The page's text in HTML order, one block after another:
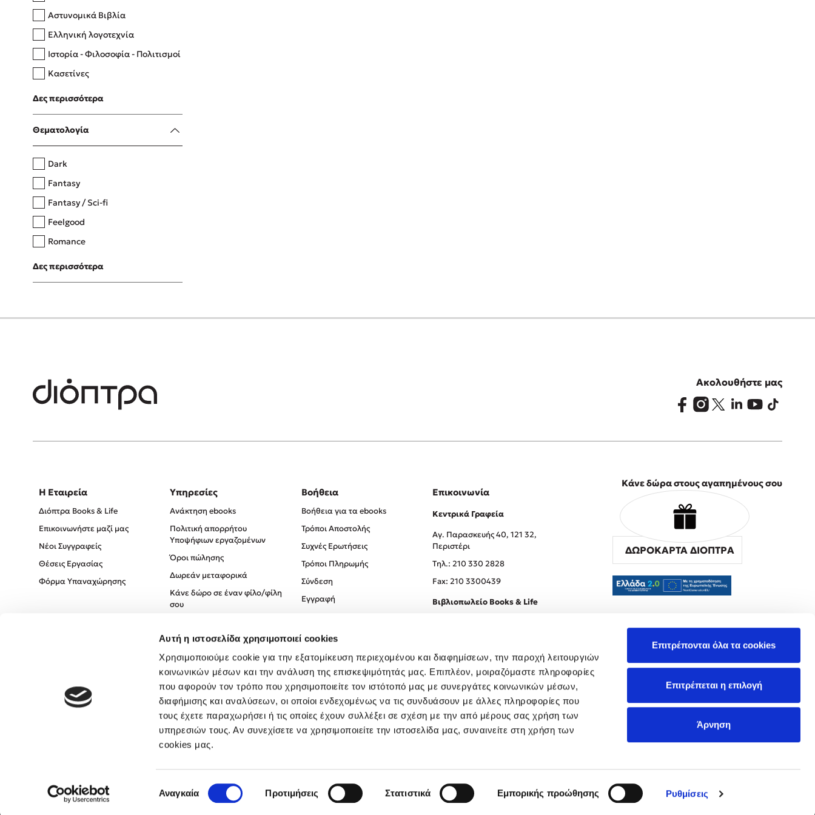
Αυτή η ιστοσελίδα χρησιμοποιεί cookies
Χρησιμοποιούμε cookie για την εξατομίκευση περιεχομένου και διαφημίσεων, την παροχή λειτουργιών
κοινωνικών μέσων και την ανάλυση της επισκεψιμότητάς μας. Επιπλέον, μοιραζόμαστε πληροφορίες
που αφορούν τον τρόπο που χρησιμοποιείτε τον ιστότοπό μας με συνεργάτες κοινωνικών μέσων,
διαφήμισης και αναλύσεων, οι οποίοι ενδεχομένως να τις συνδυάσουν με άλλες πληροφορίες που
τους έχετε παραχωρήσει ή τις οποίες έχουν συλλέξει σε σχέση με την από μέρους σας χρήση των
υπηρεσιών τους. Αν συνεχίσετε να χρησιμοποιείτε την ιστοσελίδα μας, συναινείτε στη χρήση των
cookies μας.
συγκατάθεσης
Αναγκαία Προτιμήσεις Στατιστικά Εμπορικής προώθησης Ρυθμίσεις
Επιτρέπονται όλα τα cookies
Επιτρέπεται η επιλογή
Άρνηση
Δανάη Δεληγεώργη
Πάνω, κάτω, μπροστά, πίσω
Η μέθοδος Αφήστε τους
Αστυνομικά Βιβλία
Ελληνική λογοτεχνία
Ιστορία - Φιλοσοφία - Πολιτισμοί
Κασετίνες
Λευκώματα - Έγχρωμοι οδηγοί
Μαγειρική
Δες περισσότερα
Θεματολογία
Dark
Fantasy
Fantasy / Sci-fi
Feelgood
Romance
Upmarket
Young Adult
Δες περισσότερα
Ακολουθήστε μας
Η Εταιρεία
Διόπτρα Books & Life
Επικοινωνήστε μαζί μας
Νέοι Συγγραφείς
Θέσεις Εργασίας
Φόρμα Υπαναχώρησης
Υπηρεσίες
Ανάκτηση ebooks
Πολιτική απορρήτου
Υποψήφιων εργαζομένων
Όροι πώλησης
Δωρεάν μεταφορικά
Κάνε δώρο σε έναν φίλο/φίλη
σου
Πολιτική Απορρήτου
Όροι χρήσης
Βοήθεια
Βοήθεια για τα ebooks
Τρόποι Αποστολής
Συχνές Ερωτήσεις
Τρόποι Πληρωμής
Σύνδεση
Εγγραφή
Επικοινωνία
Κεντρικά Γραφεία
Αγ. Παρασκευής 40, 121 32,
Περιστέρι
Tηλ.: 210 330 2828
Fax: 210 3300439
Βιβλιοπωλείο Books & Life
Κάνε δώρα στους αγαπημένους σου
ΔΩΡΟΚΑΡΤΑ ΔΙΟΠΤΡΑ
Created by Powered by